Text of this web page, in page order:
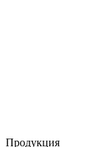
Продукция